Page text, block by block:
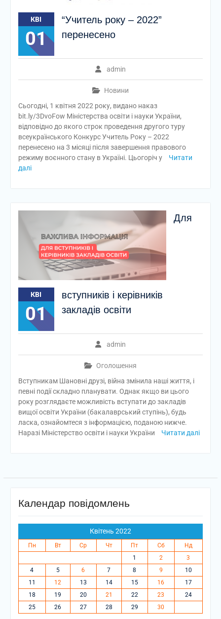
КВІ
01
“Учитель року – 2022”
перенесено
admin
Новини
Сьогодні, 1 квітня 2022 року, видано наказ
bit.ly/3DvoFow Міністерства освіти і науки України,
відповідно до якого строк проведення другого туру
всеукраїнського Конкурс Учитель Року – 2022
перенесено на 3 місяці після завершення правового
режиму воєнного стану в Україні. Цьогоріч у
Читати
далі
КВІ
01
Для
вступників і керівників
закладів освіти
admin
Оголошення
Вступникам Шановні друзі, війна змінила наші життя, і
певні події складно планувати. Однак якщо ви цього
року розглядаєте можливість вступати до закладів
вищої освіти України (бакалаврський ступінь), будь
ласка, ознайомтеся з інформацією, поданою нижче.
Наразі Міністерство освіти і науки України
Читати далі
Календар повідомлень
Квітень 2022
Пн Вт Ср Чт Пт Сб
Нд
1
2
3
4
5 6 7 8 9
10
11
12 13 14 15 16
17
18
19 20 21 22 23
24
25
26 27 28 29 30